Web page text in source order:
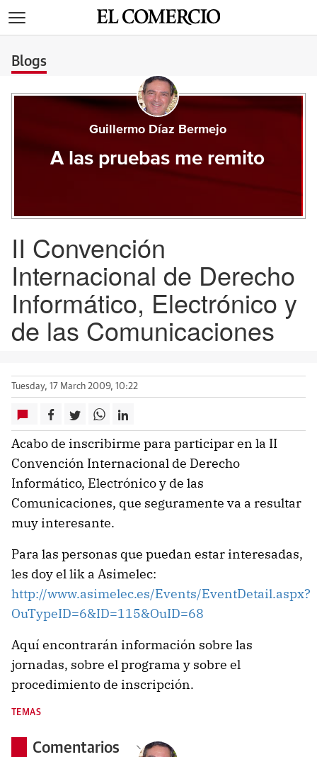
Blogs
Guillermo Díaz Bermejo
A las pruebas me remito
II Convención
Internacional de Derecho
Informático, Electrónico y
de las Comunicaciones
Tuesday, 17 March 2009, 10:22
Acabo de inscribirme para participar en la II
Convención Internacional de Derecho
Informático, Electrónico y de las
Comunicaciones, que seguramente va a resultar
muy interesante.
Para las personas que puedan estar interesadas,
les doy ellik a Asimelec:
http://www.asimelec.es/Events/EventDetail.aspx?
OuTypeID=6&ID=115&OuID=68
Aquí encontrarán información sobre las
jornadas, sobre el programa y sobre el
procedimiento de inscripción.
TEMAS
Comentarios